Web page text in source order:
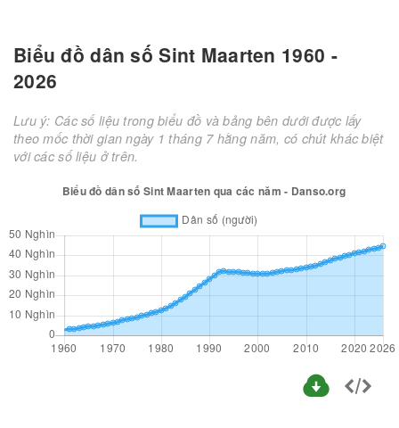
Biểu đồ dân số Sint Maarten 1960 -
2026
Lưu ý: Các số liệu trong biểu đồ và bảng bên dưới được lấy
theo mốc thời gian ngày 1 tháng 7 hằng năm, có chút khác biệt
với các số liệu ở trên.